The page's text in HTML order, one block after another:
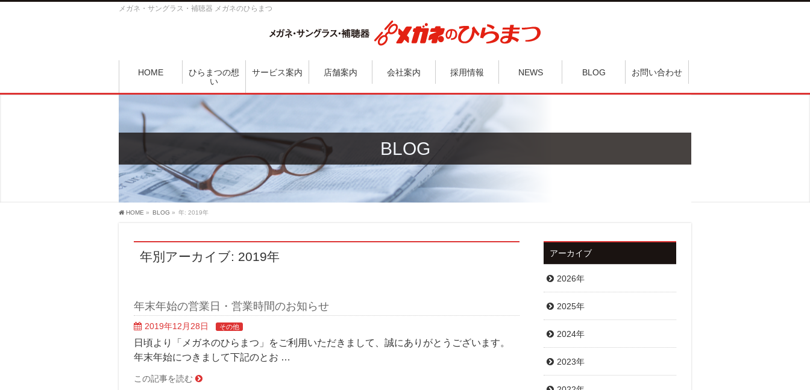
メガネ・サングラス・補聴器 メガネのひらまつ
HOME
ひらまつの想
い
サービス案内 店舗案内 会社案内 採用情報 NEWS BLOG お問い合わせ
BLOG
HOME » BLOG » 年: 2019年
年別アーカイブ: 2019年
年末年始の営業日・営業時間のお知らせ
2019年12月28日 その他
日頃より「メガネのひらまつ」をご利用いただきまして、誠にありがとうございます。
年末年始につきまして下記のとお …
この記事を読む
アーカイブ
2026年
2025年
2024年
2023年